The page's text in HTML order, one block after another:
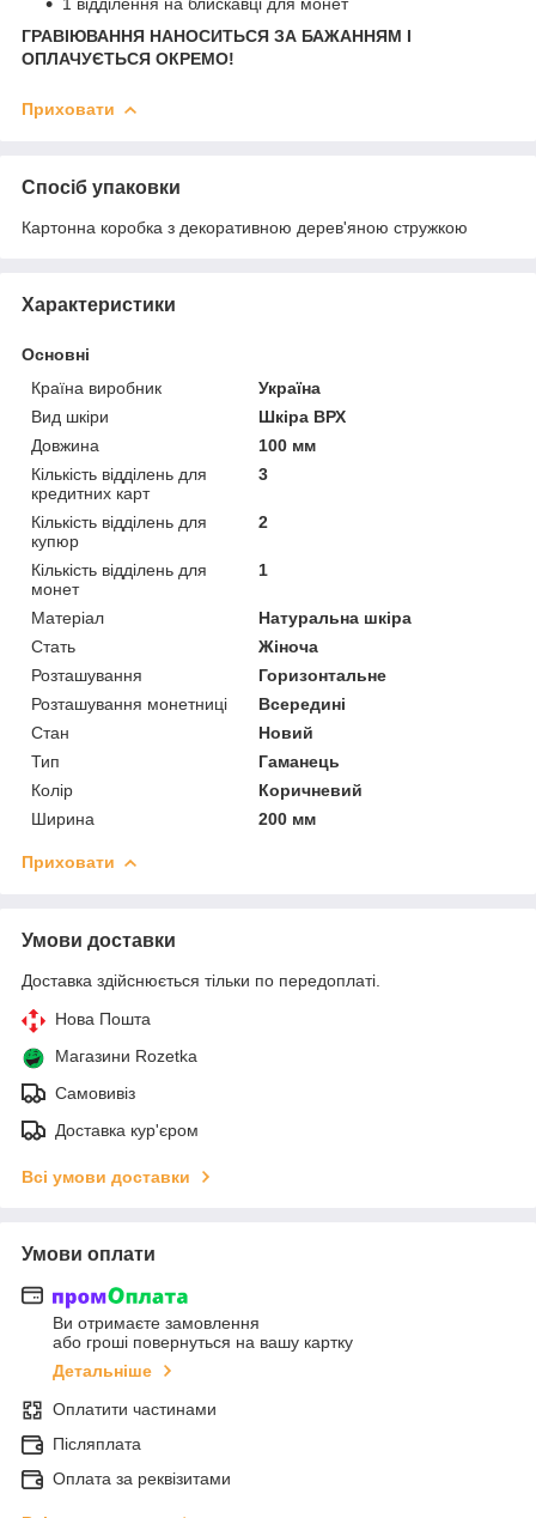
ГРАВІЮВАННЯ НАНОСИТЬСЯ ЗА БАЖАННЯМ І
ОПЛАЧУЄТЬСЯ ОКРЕМО!
Приховати
Спосіб упаковки
Картонна коробка з декоративною дерев'яною стружкою
Характеристики
Основні
Країна виробник
Україна
Вид шкіри
Шкіра ВРХ
Довжина
100 мм
Кількість відділень для
кредитних карт
3
Кількість відділень для
купюр
2
Кількість відділень для
монет
1
Матеріал
Натуральна шкіра
Стать
Жіноча
Розташування
Горизонтальне
Розташування монетниці
Всередині
Стан
Новий
Тип
Гаманець
Колір
Коричневий
Ширина
200 мм
Приховати
Умови доставки
Доставка здійснюється тільки по передоплаті.
Нова Пошта
Магазини Rozetka
Самовивіз
Доставка кур'єром
Всі умови доставки
Умови оплати
Ви отримаєте замовлення
або гроші повернуться на вашу картку
Детальніше
Оплатити частинами
Післяплата
Оплата за реквізитами